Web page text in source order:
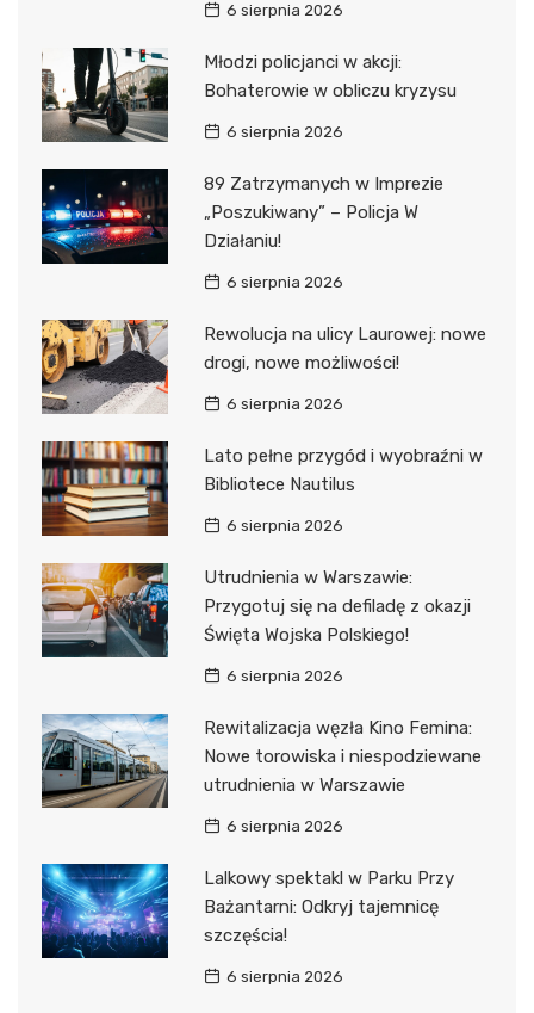
6 sierpnia 2026
Młodzi policjanci w akcji:
Bohaterowie w obliczu kryzysu
6 sierpnia 2026
89 Zatrzymanych w Imprezie
„Poszukiwany” – Policja W
Działaniu!
6 sierpnia 2026
Rewolucja na ulicy Laurowej: nowe
drogi, nowe możliwości!
6 sierpnia 2026
Lato pełne przygód i wyobraźni w
Bibliotece Nautilus
6 sierpnia 2026
Utrudnienia w Warszawie:
Przygotuj się na defiladę z okazji
Święta Wojska Polskiego!
6 sierpnia 2026
Rewitalizacja węzła Kino Femina:
Nowe torowiska i niespodziewane
utrudnienia w Warszawie
6 sierpnia 2026
Lalkowy spektakl w Parku Przy
Bażantarni: Odkryj tajemnicę
szczęścia!
6 sierpnia 2026